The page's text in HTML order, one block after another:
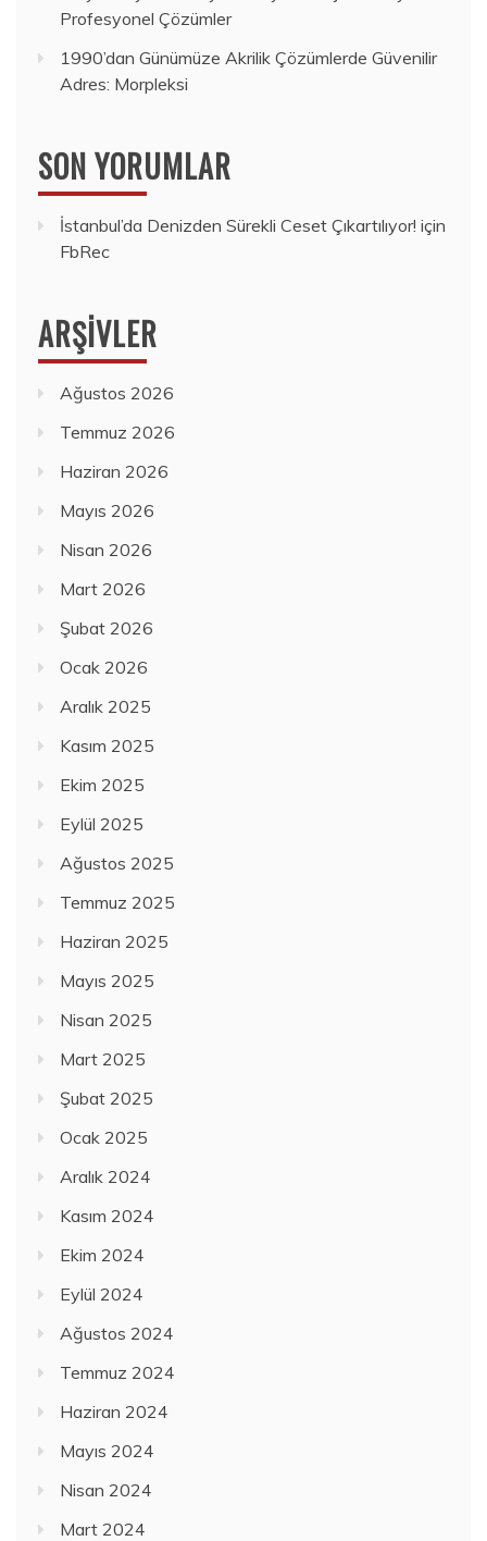
Profesyonel Çözümler
1990’dan Günümüze Akrilik Çözümlerde Güvenilir
Adres: Morpleksi
SON YORUMLAR
İstanbul’da Denizden Sürekli Ceset Çıkartılıyor! için
FbRec
ARŞIVLER
Ağustos 2026
Temmuz 2026
Haziran 2026
Mayıs 2026
Nisan 2026
Mart 2026
Şubat 2026
Ocak 2026
Aralık 2025
Kasım 2025
Ekim 2025
Eylül 2025
Ağustos 2025
Temmuz 2025
Haziran 2025
Mayıs 2025
Nisan 2025
Mart 2025
Şubat 2025
Ocak 2025
Aralık 2024
Kasım 2024
Ekim 2024
Eylül 2024
Ağustos 2024
Temmuz 2024
Haziran 2024
Mayıs 2024
Nisan 2024
Mart 2024